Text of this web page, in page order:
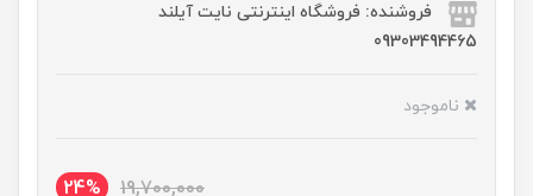
فروشنده: فروشگاه اینترنتی نایت آیلند
09303494465
ناموجود
19,700,000
24%